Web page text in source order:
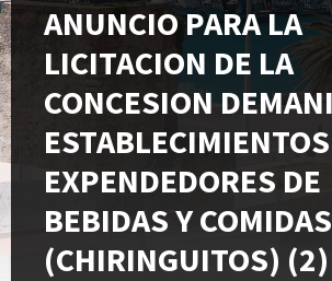
ANUNCIO PARA LA
LICITACION DE LA
CONCESION
ESTABLECIMIENTOS
EXPENDEDORES DE
BEBIDAS Y COMIDAS
(CHIRINGUITOS) (2)